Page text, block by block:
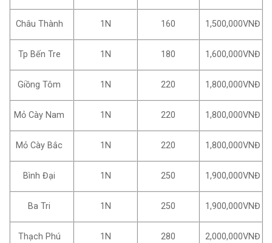
Châu Thành 1N 160 1,500,000VNĐ
Tp Bến Tre 1N 180 1,600,000VNĐ
Giồng Tôm 1N 220 1,800,000VNĐ
Mỏ Cày Nam 1N 220 1,800,000VNĐ
Mỏ Cày Bắc 1N 220 1,800,000VNĐ
Bình Đại 1N 250 1,900,000VNĐ
Ba Tri 1N 250 1,900,000VNĐ
Thạch Phú 1N 280 2,000,000VNĐ